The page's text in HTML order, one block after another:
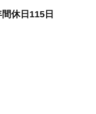
休日115日